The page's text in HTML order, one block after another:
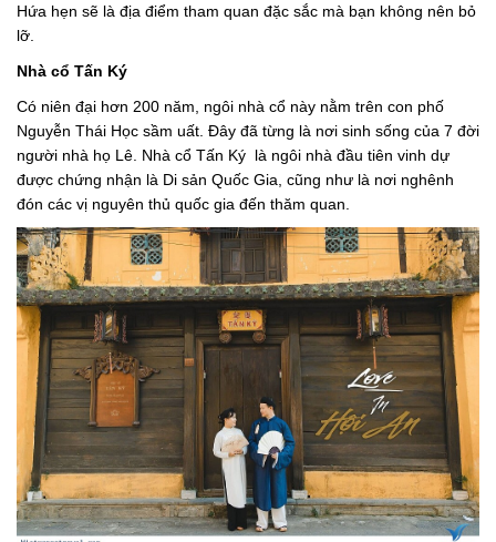
Hứa hẹn sẽ là địa điểm tham quan đặc sắc mà bạn không nên bỏ
lỡ.
Nhà cổ Tấn Ký
Có niên đại hơn 200 năm, ngôi nhà cổ này nằm trên con phố
Nguyễn Thái Học sầm uất. Đây đã từng là nơi sinh sống của 7 đời
người nhà họ Lê. Nhà cổ Tấn Ký là ngôi nhà đầu tiên vinh dự
được chứng nhận là Di sản Quốc Gia, cũng như là nơi nghênh
đón các vị nguyên thủ quốc gia đến thăm quan.